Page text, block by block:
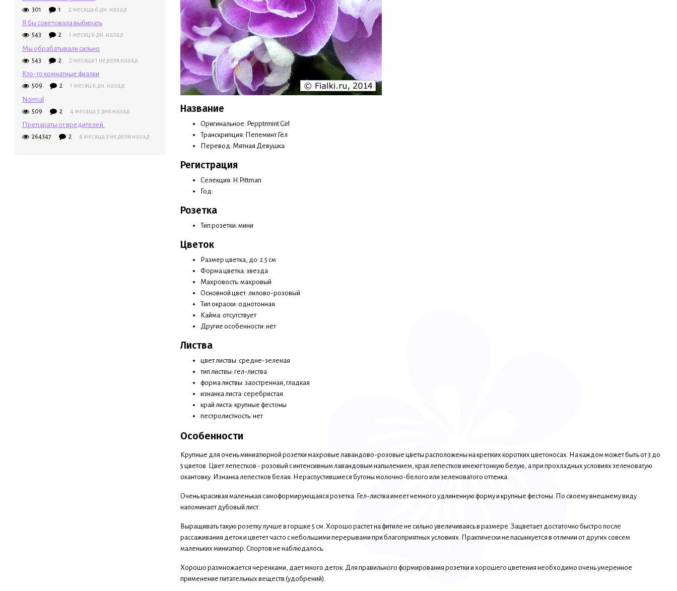
301 1 2 месяца 6 дн. назад
Я бы советовала выбирать
543 2 1 месяц 6 дн. назад
Мы обрабатывали сильно
543 2 2 месяца 1 неделя назад
Кто-то комнатные фиалки
509 2 1 месяц 6 дн. назад
Normal
509 2 4 месяца 3 дня назад
Препараты от вредителей.
264347 2 4 месяца 3 недели назад
Название
Оригинальное: Pepptrmint Girl
Транскрипция: Пепеминт Гёл
Перевод: Мятная Девушка
Регистрация
Селекция: H.Pittman
Год:
Розетка
Тип розетки: мини
Цветок
Размер цветка, до: 2.5 см
Форма цветка: звезда
Махровость: махровый
Основной цвет: лилово-розовый
Тип окраски: однотонная
Кайма: отсутствует
Другие особенности: нет
Листва
цвет листвы: средне-зеленая
тип листвы: гел-листва
форма листвы: заостренная, гладкая
изнанка листа: серебристая
край листа: крупные фестоны
пестролистность: нет
Особенности
Крупные для очень миниатюрной розетки махровые лавандово-розовые цветы расположены на крепких коротких цветоносах. На каждом может быть от 3 до
5 цветов. Цвет лепестков - розовый с интенсивным лавандовым напылением, края лепестков имеют тонкую белую, а при прохладных условиях зеленоватую
окантовку. Изнанка лепестков белая. Нераспустившиеся бутоны молочно-белого или зеленоватого оттенка.
Очень красивая маленькая самоформирующаяся розетка. Гел-листва имеет немного удлиненную форму и крупные фестоны. По своему внешнему виду
напоминает дубовый лист.
Выращивать такую розетку лучше в горшке 5 см. Хорошо растет на фитиле не сильно увеличиваясь в размере. Зацветает достаточно быстро после
рассаживания деток и цветет часто с небольшими перерывами при благоприятных условиях. Практически не пасынкуется в отличии от других совсем
маленьких миниатюр. Спортов не наблюдалось.
Хорошо размножается черенками, дает много деток. Для правильного формирования розетки и хорошего цветения необходимо очень умеренное
применение питательных веществ (удобрений).